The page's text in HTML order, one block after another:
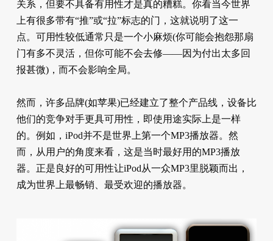
关系，但要不具备有用性才是真的糟糕。你看当今世界
上有很多带有“推”或“拉”标志的门，这就说明了这一
点。可用性较低通常只是一个小麻烦(你可能会抱怨那扇
门有多不灵活，但你可能不会去修——因为付出太多回
报甚微)，而不会影响全局。
然而，许多品牌(如苹果)已经建立了整个产品线，设备比
他们的竞争对手更具可用性，即使用途实际上是一样
的。例如，iPod并不是世界上第一个MP3播放器。然
而，从用户的角度来看，这是当时最好用的MP3播放
器。正是良好的可用性让iPod从一众MP3里脱颖而出，
成为世界上最畅销、最受欢迎的播放器。